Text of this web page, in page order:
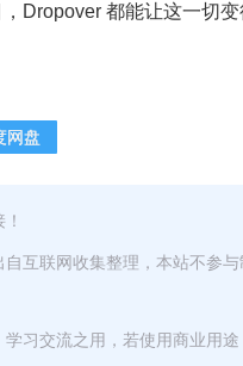
Dropover 都能让这一切变
网盘
互联网收集整理，本站不参
习交流之用，若使用商业用